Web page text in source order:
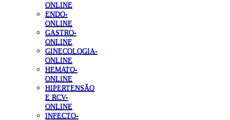
ONLINE
ENDO-
ONLINE
GASTRO-
ONLINE
GINECOLOGIA-
ONLINE
HEMATO-
ONLINE
HIPERTENSÃO
E RCV-
ONLINE
INFECTO-